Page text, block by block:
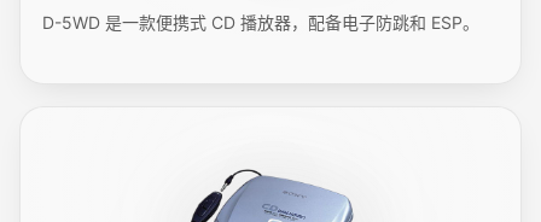
D-5WD 是一款便携式 CD 播放器，配备电子防跳和 ESP。